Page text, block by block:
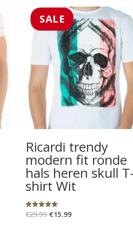
SALE
Ricardi trendy
modern fit ronde
hals heren skull
shirt Wit
Gewaardeerd
5.00
€29.99 Oorspronkelijke
€15.99Huidige